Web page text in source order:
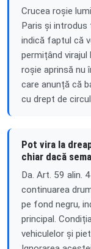
Crucea roșie
Paris și introdus
indică faptul că
permițând
roșie aprinsă nu
care anunță că
cu drept de
Pot vira la
chiar dacă
Da. Art. 59 alin.
continuarea
pe fond negru,
principal.
vehiculelor și